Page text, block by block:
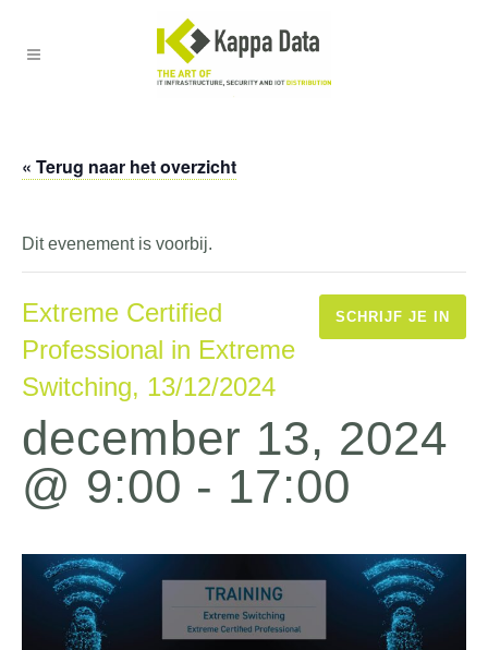
« Terug naar het overzicht
Dit evenement is voorbij.
SCHRIJF JE IN
Extreme Certified
Professional in Extreme
Switching, 13/12/2024
december 13, 2024
@ 9:00 - 17:00